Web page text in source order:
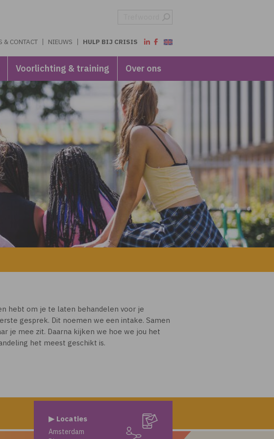
& CONTACT NIEUWS HULP BIJ CRISIS
Voorlichting & training Over ons
hebt om je te laten behandelen voor je
gesprek. Dit noemen we een intake. Samen
je mee zit. Daarna kijken we hoe we jou het
het meest geschikt is.
▶ Locaties
Amsterdam